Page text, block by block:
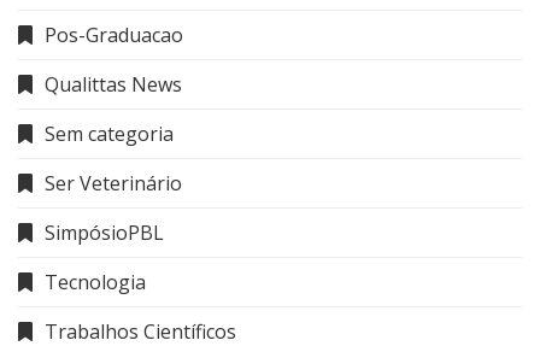
Pos-Graduacao
Qualittas News
Sem categoria
Ser Veterinário
SimpósioPBL
Tecnologia
Trabalhos Científicos